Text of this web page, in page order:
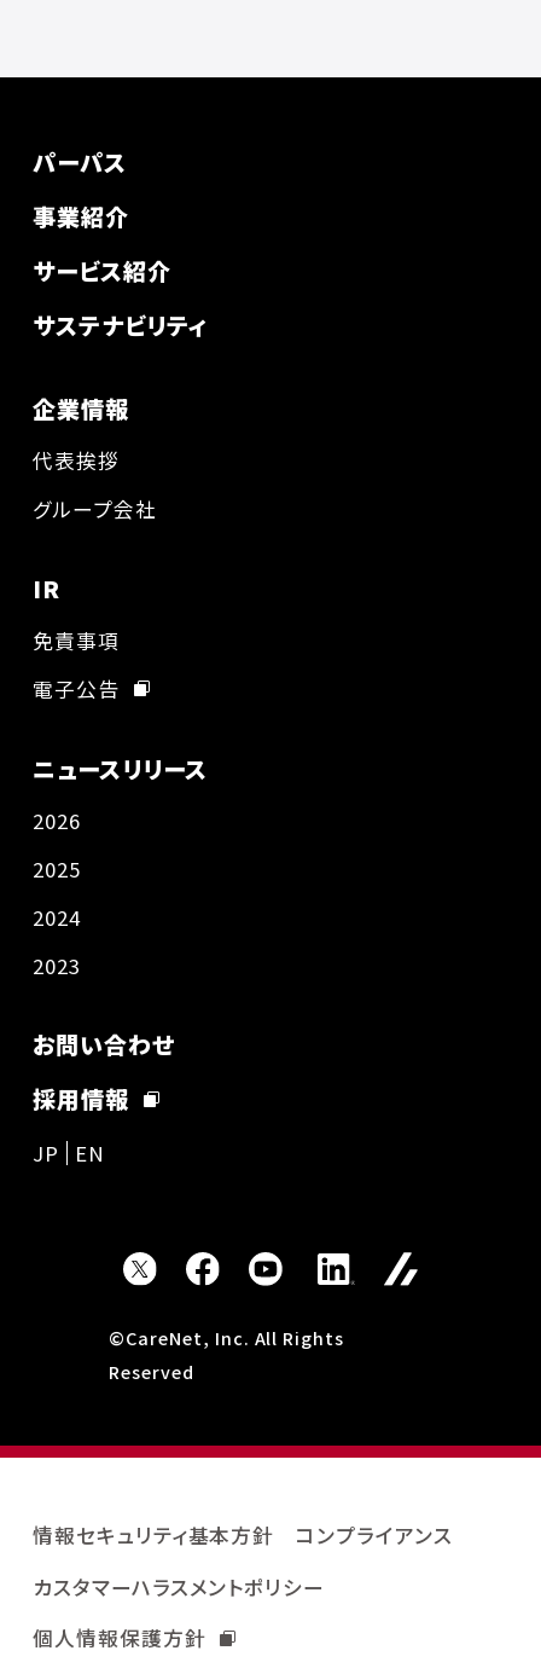
パーパス
事業紹介
サービス紹介
サステナビリティ
企業情報
代表挨拶
グループ会社
IR
免責事項
電子公告
ニュースリリース
2026
2025
2024
2023
お問い合わせ
採用情報
JP EN
©CareNet, Inc. All Rights
Reserved
情報セキュリティ基本方針
コンプライアンス
カスタマーハラスメントポリシー
個人情報保護方針